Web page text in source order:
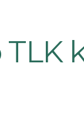
TLK